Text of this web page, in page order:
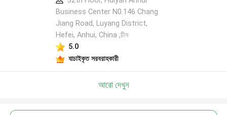
Business Center N0.146 Chang
Jiang Road, Luyang District,
Hefei, Anhui, China ,চীন
5.0
যাচাইকৃত সরবরাহকারী
আরো দেখুন